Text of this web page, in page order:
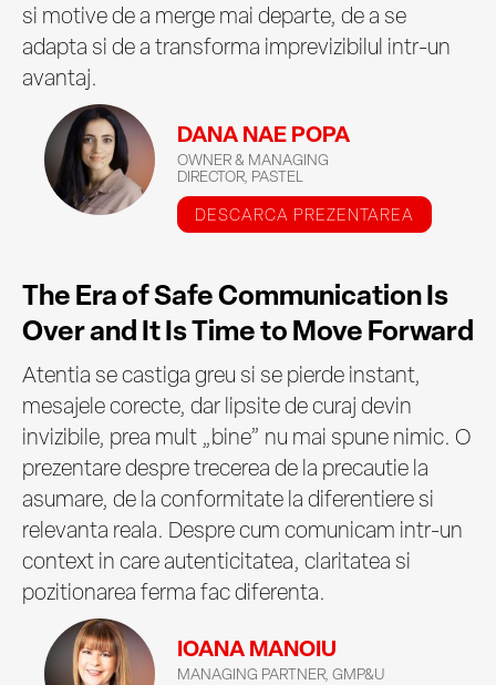
si motive de a merge mai departe, de a se
adapta si de a transforma imprevizibilul intr-un
avantaj.
DANA NAE POPA
OWNER & MANAGING
DIRECTOR, PASTEL
DESCARCA PREZENTAREA
The Era of Safe Communication Is
Over and It Is Time to Move Forward
Atentia se castiga greu si se pierde instant,
mesajele corecte, dar lipsite de curaj devin
invizibile, prea mult „bine” nu mai spune nimic. O
prezentare despre trecerea de la precautie la
asumare, de la conformitate la diferentiere si
relevanta reala. Despre cum comunicam intr-un
context in care autenticitatea, claritatea si
pozitionarea ferma fac diferenta.
IOANA MANOIU
MANAGING PARTNER, GMP&U